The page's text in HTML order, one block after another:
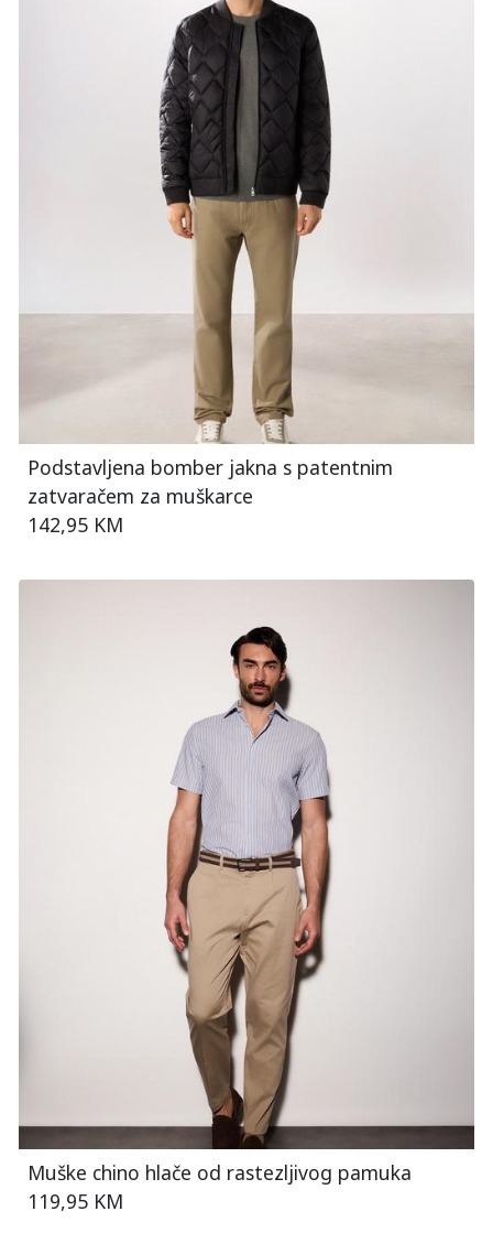
Podstavljena bomber jakna s patentnim
zatvaračem za muškarce
142,95 KM
Muške chino hlače od rastezljivog pamuka
119,95 KM